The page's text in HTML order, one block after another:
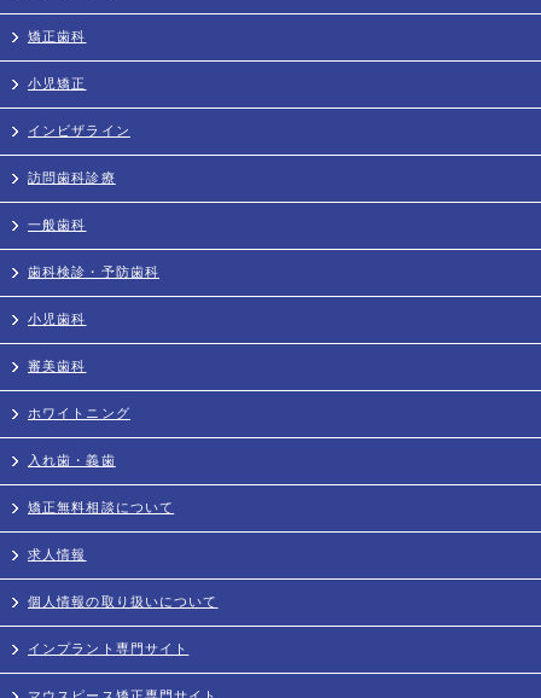
矯正歯科
小児矯正
インビザライン
訪問歯科診療
一般歯科
歯科検診・予防歯科
小児歯科
審美歯科
ホワイトニング
入れ歯・義歯
矯正無料相談について
求人情報
個人情報の取り扱いについて
インプラント専門サイト